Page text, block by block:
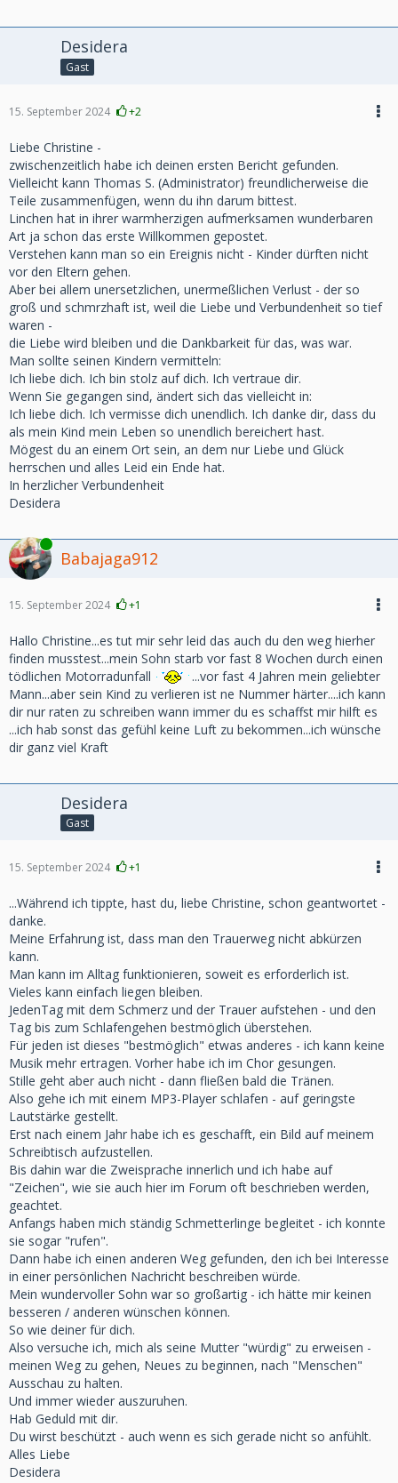
Desidera
Gast
15. September 2024 +2
Liebe Christine -
zwischenzeitlich habe ich deinen ersten Bericht gefunden.
Vielleicht kann Thomas S. (Administrator) freundlicherweise die
Teile zusammenfügen, wenn du ihn darum bittest.
Linchen hat in ihrer warmherzigen aufmerksamen wunderbaren
Art ja schon das erste Willkommen gepostet.
Verstehen kann man so ein Ereignis nicht - Kinder dürften nicht
vor den Eltern gehen.
Aber bei allem unersetzlichen, unermeßlichen Verlust - der so
groß und schmrzhaft ist, weil die Liebe und Verbundenheit so tief
waren -
die Liebe wird bleiben und die Dankbarkeit für das, was war.
Man sollte seinen Kindern vermitteln:
Ich liebe dich. Ich bin stolz auf dich. Ich vertraue dir.
Wenn Sie gegangen sind, ändert sich das vielleicht in:
Ich liebe dich. Ich vermisse dich unendlich. Ich danke dir, dass du
als mein Kind mein Leben so unendlich bereichert hast.
Mögest du an einem Ort sein, an dem nur Liebe und Glück
herrschen und alles Leid ein Ende hat.
In herzlicher Verbundenheit
Desidera
Online
Babajaga912
15. September 2024 +1
Hallo Christine...es tut mir sehr leid das auch du den weg hierher
finden musstest...mein Sohn starb vor fast 8 Wochen durch einen
tödlichen Motorradunfall
...vor fast 4 Jahren mein geliebter
Mann...aber sein Kind zu verlieren ist ne Nummer härter....ich kann
dir nur raten zu schreiben wann immer du es schaffst mir hilft es
...ich hab sonst das gefühl keine Luft zu bekommen...ich wünsche
dir ganz viel Kraft
Desidera
Gast
15. September 2024 +1
...Während ich tippte, hast du, liebe Christine, schon geantwortet -
danke.
Meine Erfahrung ist, dass man den Trauerweg nicht abkürzen
kann.
Man kann im Alltag funktionieren, soweit es erforderlich ist.
Vieles kann einfach liegen bleiben.
JedenTag mit dem Schmerz und der Trauer aufstehen - und den
Tag bis zum Schlafengehen bestmöglich überstehen.
Für jeden ist dieses "bestmöglich" etwas anderes - ich kann keine
Musik mehr ertragen. Vorher habe ich im Chor gesungen.
Stille geht aber auch nicht - dann fließen bald die Tränen.
Also gehe ich mit einem MP3-Player schlafen - auf geringste
Lautstärke gestellt.
Erst nach einem Jahr habe ich es geschafft, ein Bild auf meinem
Schreibtisch aufzustellen.
Bis dahin war die Zweisprache innerlich und ich habe auf
"Zeichen", wie sie auch hier im Forum oft beschrieben werden,
geachtet.
Anfangs haben mich ständig Schmetterlinge begleitet - ich konnte
sie sogar "rufen".
Dann habe ich einen anderen Weg gefunden, den ich bei Interesse
in einer persönlichen Nachricht beschreiben würde.
Mein wundervoller Sohn war so großartig - ich hätte mir keinen
besseren / anderen wünschen können.
So wie deiner für dich.
Also versuche ich, mich als seine Mutter "würdig" zu erweisen -
meinen Weg zu gehen, Neues zu beginnen, nach "Menschen"
Ausschau zu halten.
Und immer wieder auszuruhen.
Hab Geduld mit dir.
Du wirst beschützt - auch wenn es sich gerade nicht so anfühlt.
Alles Liebe
Desidera